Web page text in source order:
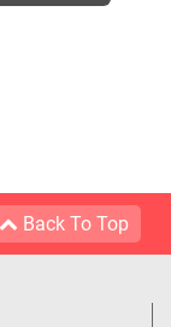
Back To Top